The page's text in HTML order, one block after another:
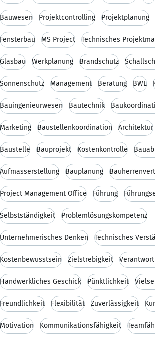
Bauwesen Projektcontrolling Projektplanung
Fensterbau MS Project Technisches
Glasbau Werkplanung Brandschutz
Sonnenschutz Management Beratung BWL
Bauingenieurwesen Bautechnik
Marketing Baustellenkoordination Architektur
Baustelle Bauprojekt Kostenkontrolle
Aufmasserstellung Bauplanung
Project Management Office Führung
Selbstständigkeit Problemlösungskompetenz
Unternehmerisches Denken Technisches
Kostenbewusstsein Zielstrebigkeit
Handwerkliches Geschick Pünktlichkeit
Freundlichkeit Flexibilität Zuverlässigkeit
Motivation Kommunikationsfähigkeit